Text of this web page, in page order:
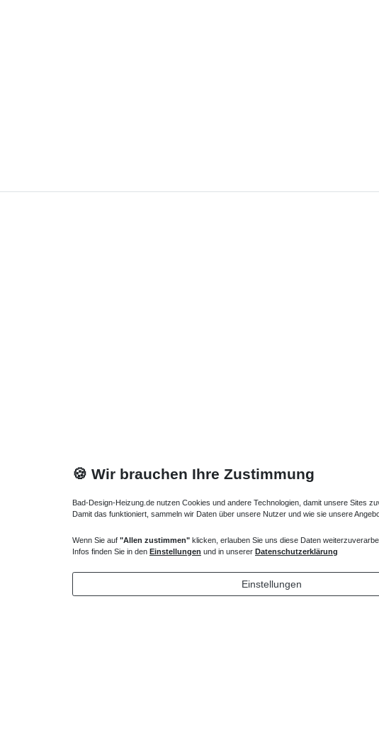
Heizkörper steckerfertig Heizstab ab 300 Watt
152,90 € *
Heizkörperventil
130,00 € *
*inkl. ges. MwSt.
🍪 Wir brauchen Ihre Zustimmung
Bad-Design-Heizung.de nutzen Cookies und andere Technologien, damit unsere Sites
Damit das funktioniert, sammeln wir Daten über unsere Nutzer und wie sie unsere
Wenn Sie auf "Allen zustimmen" klicken, erlauben Sie uns diese Daten
Infos finden Sie in den Einstellungen und in unserer Datenschutzerklärung
Einstellungen